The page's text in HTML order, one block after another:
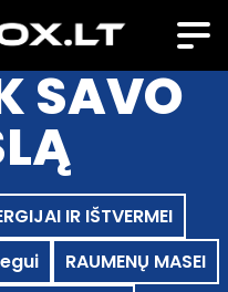
SAVO
IR IŠTVERMEI
RAUMENŲ MASEI